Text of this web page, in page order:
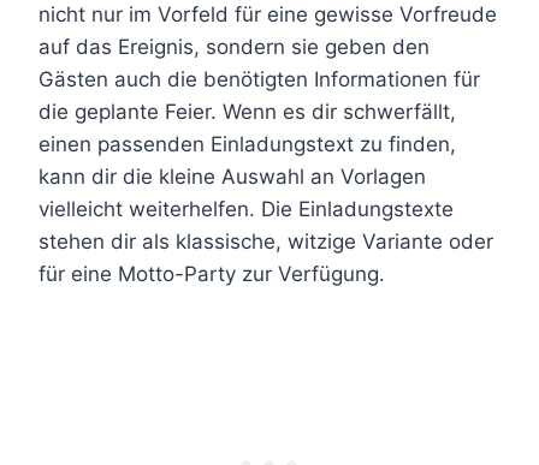
nicht nur im Vorfeld für eine gewisse Vorfreude
auf das Ereignis, sondern sie geben den
Gästen auch die benötigten Informationen für
die geplante Feier. Wenn es dir schwerfällt,
einen passenden Einladungstext zu finden,
kann dir die kleine Auswahl an Vorlagen
vielleicht weiterhelfen. Die Einladungstexte
stehen dir als klassische, witzige Variante oder
für eine Motto-Party zur Verfügung.